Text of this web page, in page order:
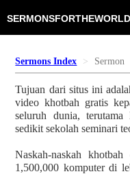
Sermons Index Sermon
Tujuan dari situs ini
video khotbah gratis
seluruh dunia,
sedikit sekolah seminari
Naskah-naskah
1,500,000 komputer di